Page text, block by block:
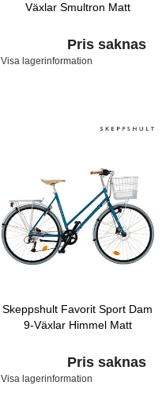
Växlar Smultron Matt
Pris saknas
Visa lagerinformation
Skeppshult Favorit Sport Dam
9-Växlar Himmel Matt
Pris saknas
Visa lagerinformation